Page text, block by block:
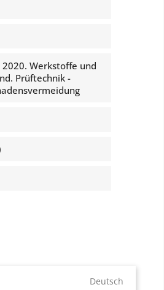
Werkstoffe und
Prüftechnik -
Deutsch